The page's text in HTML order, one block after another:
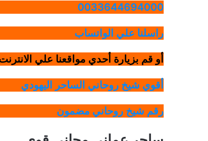
0033644694000
راسلنا علي الواتساب
أو قم بزيارة أحدي مواقعنا علي
أقوي شيخ روحاني الساحر اليهودي
رقم شيخ روحاني مضمون